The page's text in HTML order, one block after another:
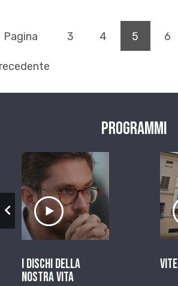
Pagina 3 4 5 6
Programmi
Ascolta il servizio
I dischi della
nostra vita